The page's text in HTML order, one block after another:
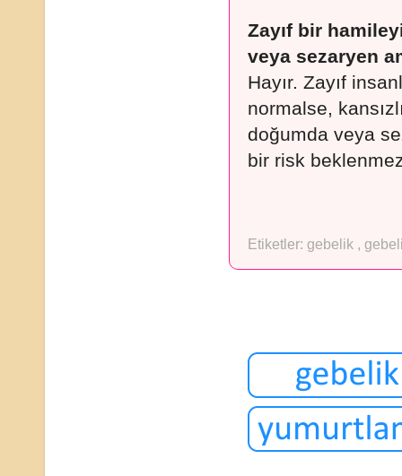
Zayıf bir
veya sezaryen
Hayır. Zayıf
normalse,
doğumda veya
bir risk
Etiketler: gebelik